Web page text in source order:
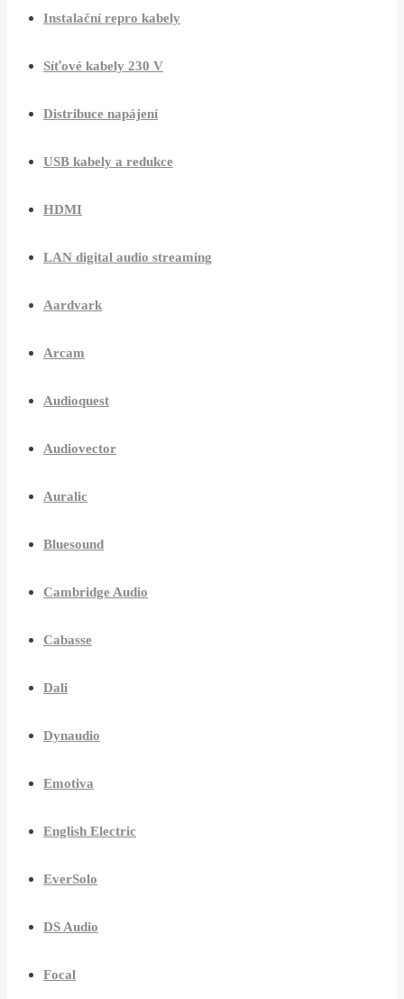
Instalační repro kabely
Síťové kabely 230 V
Distribuce napájení
USB kabely a redukce
HDMI
LAN digital audio streaming
Aardvark
Arcam
Audioquest
Audiovector
Auralic
Bluesound
Cambridge Audio
Cabasse
Dali
Dynaudio
Emotiva
English Electric
EverSolo
DS Audio
Focal